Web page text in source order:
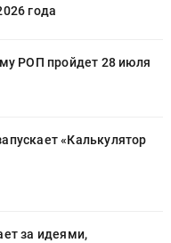
года
РОП пройдет 28 июля
«Калькулятор
за идеями,